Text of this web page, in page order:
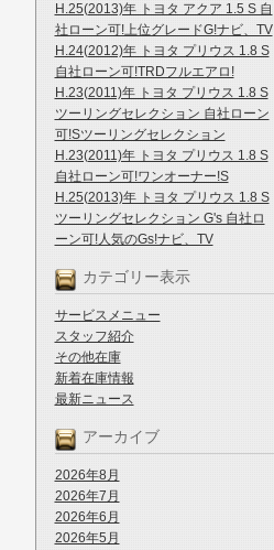
H.25(2013)年 トヨタ アクア 1.5 S 自
社ローン可!上位グレードG!ナビ、TV
H.24(2012)年 トヨタ プリウス 1.8 S
自社ローン可!TRDフルエアロ!
H.23(2011)年 トヨタ プリウス 1.8 S
ツーリングセレクション 自社ローン
可!Sツーリングセレクション
H.23(2011)年 トヨタ プリウス 1.8 S
自社ローン可!ワンオーナー!S
H.25(2013)年 トヨタ プリウス 1.8 S
ツーリングセレクション G's 自社ロ
ーン可!人気のGs!ナビ、TV
カテゴリー表示
サービスメニュー
スタッフ紹介
その他在庫
新着在庫情報
最新ニュース
アーカイブ
2026年8月
2026年7月
2026年6月
2026年5月